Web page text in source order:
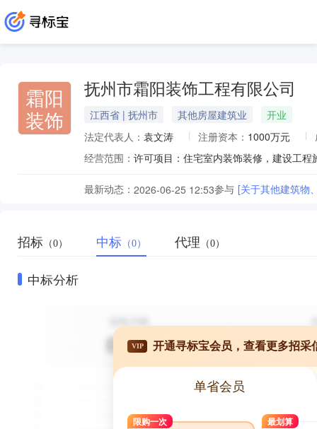
霜阳
装饰
抚州市霜阳装饰工程有限公司
江西省 | 抚州市 其他房屋建筑业
开业
法定代表人： 袁文涛 注册资本： 1000万元
经营范围：
最新动态： 2026-06-25 12:53参与 [关于其他建筑物
招标 （0） 中标 （0） 代理 （0）
中标分析
VIP 开通寻标宝会员，查看更多招采
单省会员
限购一次 最划算